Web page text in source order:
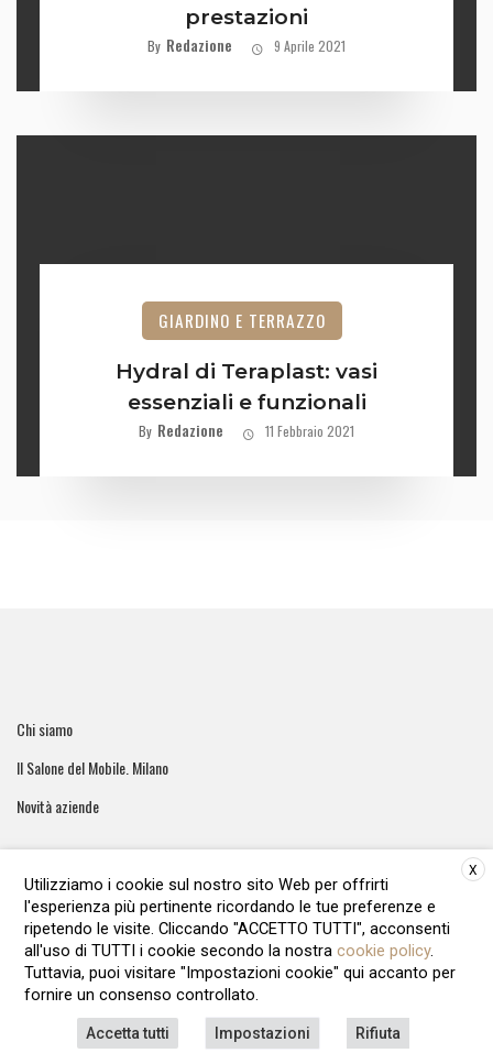
prestazioni
By Redazione 9 Aprile 2021
GIARDINO E TERRAZZO
Hydral di Teraplast: vasi
essenziali e funzionali
By Redazione 11 Febbraio 2021
Chi siamo
Il Salone del Mobile. Milano
Novità aziende
ArreCasa e' una testata giornalistica registrata al tribunale di
Roma - Numero 51/2016 Direttore responsabile: Raffaella Roani
Editore: ARvis.it - Via Alessandria 88 00198 Roma - 09041871006
REA1135122 - Cap.soc.12.500 € i.v
LAVORA CON NOI PRIVACY POLICY COOKIE POLICY
X
Utilizziamo i cookie sul nostro sito Web per offrirti
l'esperienza più pertinente ricordando le tue preferenze e
ripetendo le visite. Cliccando "ACCETTO TUTTI", acconsenti
all'uso di TUTTI i cookie secondo la nostra cookie policy.
Tuttavia, puoi visitare "Impostazioni cookie" qui accanto per
fornire un consenso controllato.
Accetta tutti Impostazioni Rifiuta